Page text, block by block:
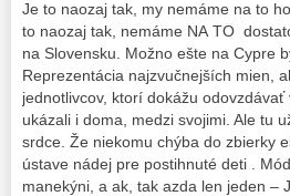
Je to naozaj tak, my nemáme na to
to naozaj tak, nemáme NA TO
na Slovensku. Možno ešte na Cypre
Reprezentácia najzvučnejších mien,
jednotlivcov, ktorí dokážu
ukázali i doma, medzi svojimi. Ale tu
srdce. Že niekomu chýba do zbierky
ústave nádej pre postihnuté deti .
manekýni, a ak, tak azda len jeden –